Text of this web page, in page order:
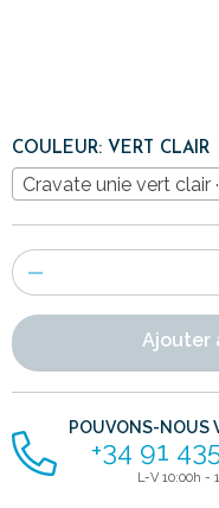
COULEUR: VERT CLAIR
Nombre
d'items
Ajouter
POUVONS-NOUS
+34 91
L-V 10:00h -